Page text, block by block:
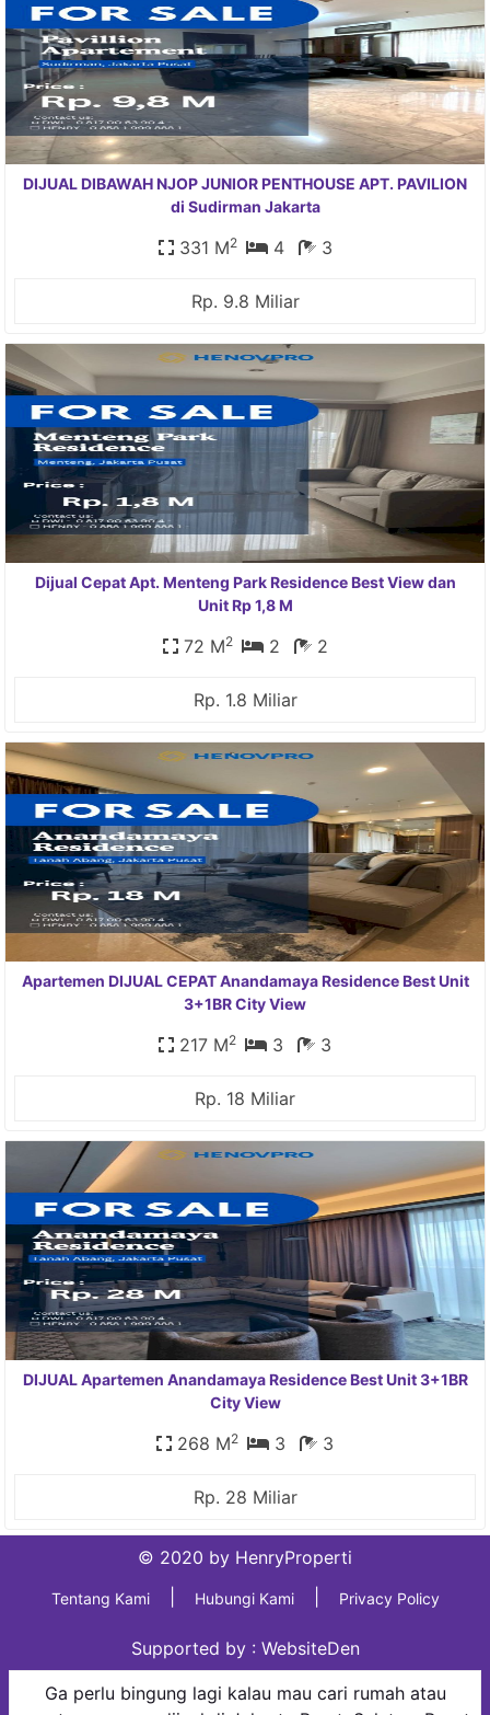
DIJUAL DIBAWAH NJOP JUNIOR PENTHOUSE APT. PAVILION
di Sudirman Jakarta
331 M2 4 3
Rp. 9.8 Miliar
Dijual Cepat Apt. Menteng Park Residence Best View dan
Unit Rp 1,8 M
72 M2 2 2
Rp. 1.8 Miliar
Apartemen DIJUAL CEPAT Anandamaya Residence Best Unit
3+1BR City View
217 M2 3 3
Rp. 18 Miliar
DIJUAL Apartemen Anandamaya Residence Best Unit 3+1BR
City View
268 M2 3 3
Rp. 28 Miliar
© 2020 by HenryProperti
Tentang Kami Hubungi Kami Privacy Policy
Supported by : WebsiteDen
Ga perlu bingung lagi kalau mau cari rumah atau